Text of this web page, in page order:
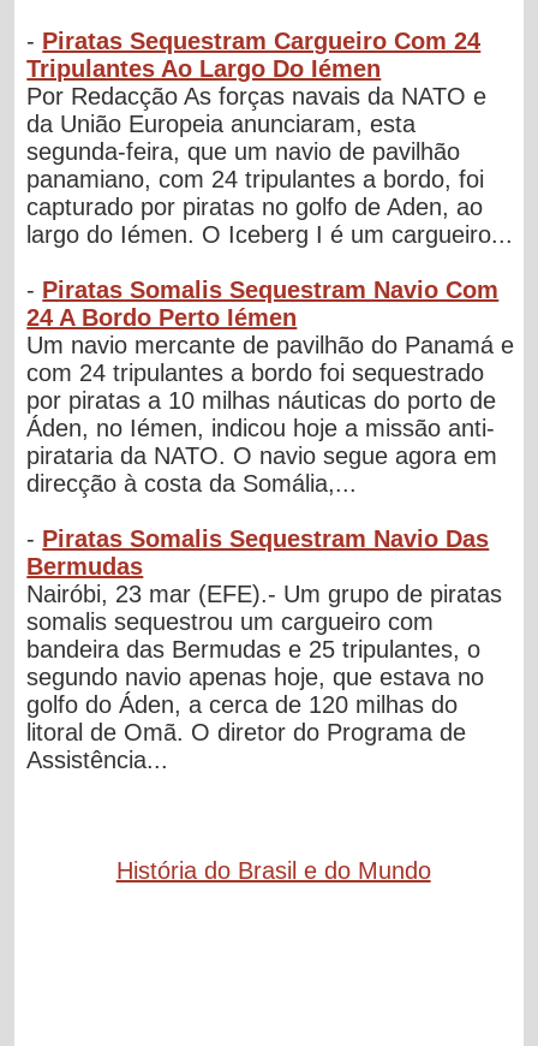
- Piratas Sequestram Cargueiro Com 24
Tripulantes Ao Largo Do Iémen
Por Redacção As forças navais da NATO e
da União Europeia anunciaram, esta
segunda-feira, que um navio de pavilhão
panamiano, com 24 tripulantes a bordo, foi
capturado por piratas no golfo de Aden, ao
largo do Iémen. O Iceberg I é um cargueiro...
- Piratas Somalis Sequestram Navio Com
24 A Bordo Perto Iémen
Um navio mercante de pavilhão do Panamá e
com 24 tripulantes a bordo foi sequestrado
por piratas a 10 milhas náuticas do porto de
Áden, no Iémen, indicou hoje a missão anti-
pirataria da NATO. O navio segue agora em
direcção à costa da Somália,...
- Piratas Somalis Sequestram Navio Das
Bermudas
Nairóbi, 23 mar (EFE).- Um grupo de piratas
somalis sequestrou um cargueiro com
bandeira das Bermudas e 25 tripulantes, o
segundo navio apenas hoje, que estava no
golfo do Áden, a cerca de 120 milhas do
litoral de Omã. O diretor do Programa de
Assistência...
História do Brasil e do Mundo